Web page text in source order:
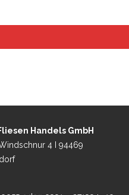
Handels GmbH
4 I 94469